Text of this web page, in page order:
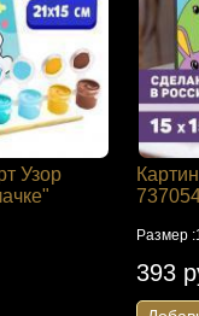
Узор
Размер
393